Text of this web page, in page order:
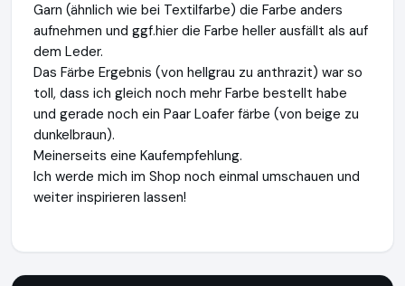
Garn (ähnlich wie bei Textilfarbe) die Farbe anders
aufnehmen und ggf.hier die Farbe heller ausfällt als auf
dem Leder.
Das Färbe Ergebnis (von hellgrau zu anthrazit) war so
toll, dass ich gleich noch mehr Farbe bestellt habe
und gerade noch ein Paar Loafer färbe (von beige zu
dunkelbraun).
Meinerseits eine Kaufempfehlung.
Ich werde mich im Shop noch einmal umschauen und
weiter inspirieren lassen!